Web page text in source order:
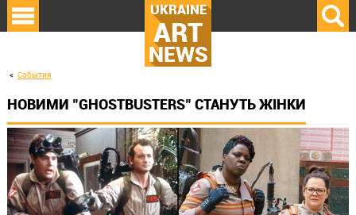
UKRAINE
ART
NEWS
События
НОВИМИ "GHOSTBUSTERS" СТАНУТЬ ЖІНКИ